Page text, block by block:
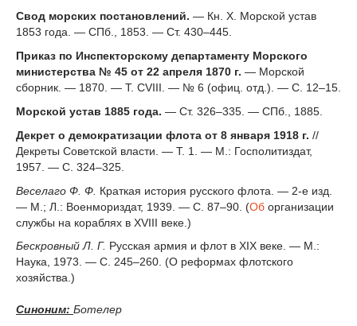
Свод морских постановлений. — Кн. X. Морской устав
1853 года. — СПб., 1853. — Ст. 430–445.
Приказ по Инспекторскому департаменту Морского
министерства № 45 от 22 апреля 1870 г. — Морской
сборник. — 1870. — Т. CVIII. — № 6 (офиц. отд.). — С. 12–15.
Морской устав 1885 года. — Ст. 326–335. — СПб., 1885.
Декрет о демократизации флота от 8 января 1918 г. //
Декреты Советской власти. — Т. 1. — М.: Госполитиздат,
1957. — С. 324–325.
Веселаго Ф. Ф. Краткая история русского флота. — 2-е изд.
— М.; Л.: Военмориздат, 1939. — С. 87–90. (Об организации
службы на кораблях в XVIII веке.)
Бескровный Л. Г. Русская армия и флот в XIX веке. — М.:
Наука, 1973. — С. 245–260. (О реформах флотского
хозяйства.)
Синоним: Ботелер